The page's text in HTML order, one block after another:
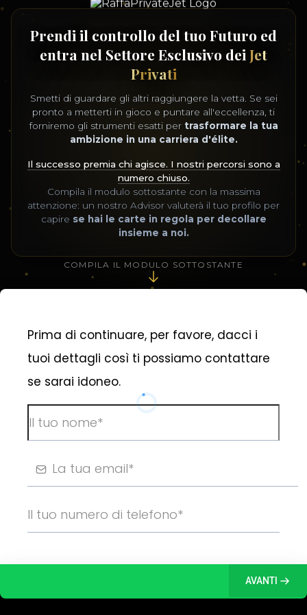
Prendi il controllo del tuo Futuro ed
entra nel Settore Esclusivo dei Jet
Privati
Smetti di guardare gli altri raggiungere la vetta. Se sei
pronto a metterti in gioco e puntare all'eccellenza, ti
forniremo gli strumenti esatti per trasformare la tua
ambizione in una carriera d'élite.
Il successo premia chi agisce. I nostri percorsi sono a
numero chiuso.
Compila il modulo sottostante con la massima
attenzione: un nostro Advisor valuterà il tuo profilo per
capire se hai le carte in regola per decollare
insieme a noi.
COMPILA IL MODULO SOTTOSTANTE
Prima di continuare, per favore, dacci i
tuoi dettagli così ti possiamo contattare
se sarai idoneo.
AVANTI